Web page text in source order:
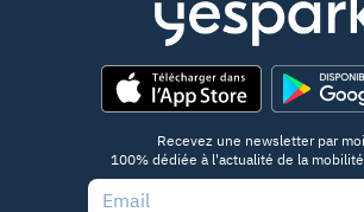
Recevez une newsletter par
100% dédiée à l'actualité de la